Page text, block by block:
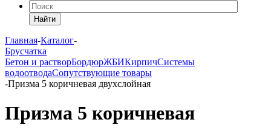
Найти
Главная-Каталог-
Брусчатка
Бетон и растворБордюрЖБИКирпичСистемы
водоотводаСопутствующие товары
-Призма 5 коричневая двухслойная
Призма 5 коричневая